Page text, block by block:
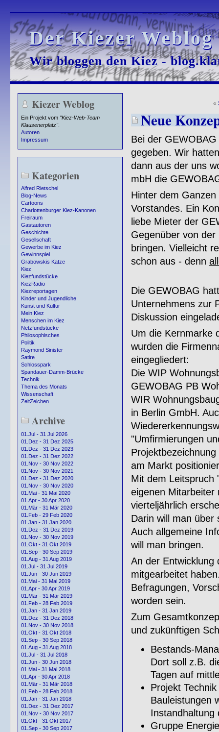
Der Kiezer
Der Kiezer
Wir bloggen den Kiez -
Wir bloggen den Kiez -
Kiezer Weblog
Ein Projekt vom "Kiez-Web-Team
Klausenerplatz".
Autoren
Impressum
Kategorien
Alfred Rietschel
Blog-News
Cartoons
Charlottenburger Kiez-Kanonen
Freiraum
Gastautoren
Geschichte
Gesellschaft
Gewerbe im Kiez
Gewinnspiel
Grabowskis Katze
Kiez
Kiezfundstücke
KiezRadio
Kiezreportagen
Kinder und Jugendliche
Kunst und Kultur
Mein Kiez
Menschen im Kiez
Netzfundstücke
Philosophisches
Politik
Raymond Sinister
Satire
Schlosspark
Spandauer-Damm-Brücke
Technik
Thema des Monats
Wissenschaft
ZeitZeichen
Archive
01.Jul - 31 Jul 2026
01.Dez - 31 Dez 2025
01.Dez - 31 Dez 2023
01.Dez - 31 Dez 2022
01.Nov - 30 Nov 2022
01.Nov - 30 Nov 2021
01.Dez - 31 Dez 2020
01.Nov - 30 Nov 2020
01.Mai - 31 Mai 2020
01.Apr - 30 Apr 2020
01.Mär - 31 Mär 2020
01.Feb - 29 Feb 2020
01.Jan - 31 Jan 2020
01.Dez - 31 Dez 2019
01.Nov - 30 Nov 2019
01.Okt - 31 Okt 2019
01.Sep - 30 Sep 2019
01.Aug - 31 Aug 2019
01.Jul - 31 Jul 2019
01.Jun - 30 Jun 2019
01.Mai - 31 Mai 2019
01.Apr - 30 Apr 2019
01.Mär - 31 Mär 2019
01.Feb - 28 Feb 2019
01.Jan - 31 Jan 2019
01.Dez - 31 Dez 2018
01.Nov - 30 Nov 2018
01.Okt - 31 Okt 2018
01.Sep - 30 Sep 2018
01.Aug - 31 Aug 2018
01.Jul - 31 Jul 2018
01.Jun - 30 Jun 2018
01.Mai - 31 Mai 2018
01.Apr - 30 Apr 2018
01.Mär - 31 Mär 2018
01.Feb - 28 Feb 2018
01.Jan - 31 Jan 2018
01.Dez - 31 Dez 2017
01.Nov - 30 Nov 2017
01.Okt - 31 Okt 2017
01.Sep - 30 Sep 2017
«
Neue
Bei der
gegeben. Wir
dann aus der uns
mbH die
Hinter dem
Vorstandes. Ein
liebe Mieter der
Gegenüber von
bringen. Vielleicht
schon aus - denn
Die GEWOBAG
Unternehmens zur
Diskussion
Um die Kernmarke
wurden die
eingegliedert:
Die WIP
GEWOBAG PB
WIR
in Berlin GmbH.
"Umfirmierungen
am Markt
Mit dem Leitspruch
eigenen Mitarbeiter
vierteljährlich
Darin will man über
Auch allgemeine
will man bringen.
An der Entwicklung
mitgearbeitet
Befragungen,
worden sein.
Zum
und zukünftigen
Bestands-
Dort soll z.B.
Tagen auf
Projekt Technik
Bauleistungen
Instandhaltung
Gruppe